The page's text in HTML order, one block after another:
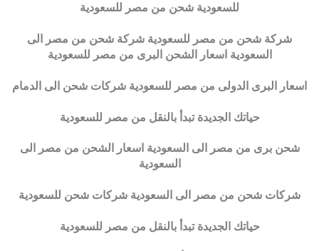
للسعودية شحن من مصر للسعودية
شركة شحن من مصر للسعودية شركة شحن من مصر الى
السعودية اسعار الشحن البرى من مصر للسعودية
اسعار البرى الدولى من مصر للسعودية شركات شحن الى الدمام
حياتك الجديدة تبدأ بالنقل من مصر للسعودية
شحن برى من مصر الى السعودية اسعار الشحن من مصر الى
السعودية
شركات شحن من مصر الى السعودية شركات شحن للسعودية
حياتك الجديدة تبدأ بالنقل من مصر للسعودية